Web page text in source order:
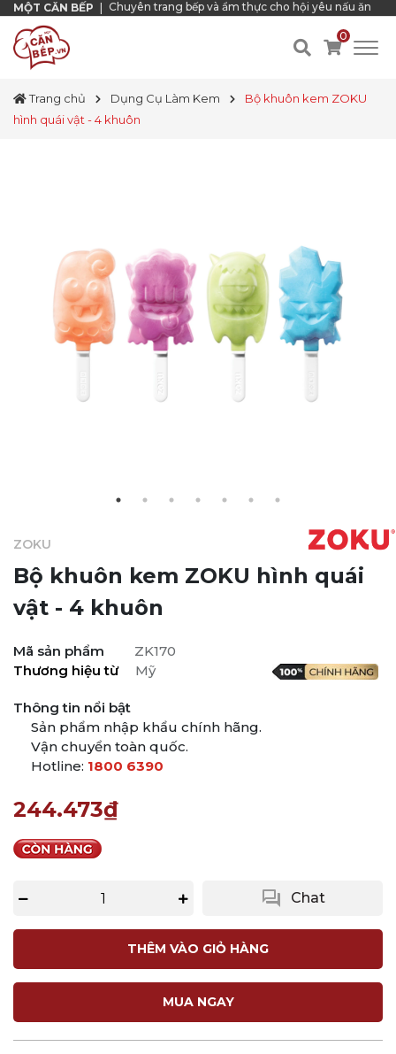
MỘT CĂN BẾP Chuyên trang bếp và ẩm thực cho hội yêu nấu ăn
0
Trang chủ Dụng Cụ Làm Kem
Bộ khuôn kem ZOKU
hình quái vật - 4 khuôn
ZOKU
Bộ khuôn kem ZOKU hình quái
vật - 4 khuôn
Mã sản phẩm
ZK170
Thương hiệu từ
Mỹ
Thông tin nổi bật
Sản phẩm nhập khẩu chính hãng.
Vận chuyển toàn quốc.
Hotline: 1800 6390
244.473₫
question_answer Chat
THÊM VÀO GIỎ HÀNG
MUA NGAY